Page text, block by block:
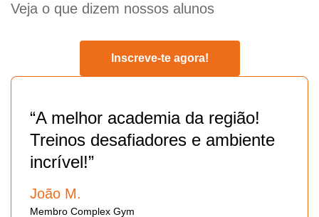
Veja o que dizem nossos alunos
Inscreve-te agora!
“A melhor academia da região!
Treinos desafiadores e ambiente
incrível!”
João M.
Membro Complex Gym